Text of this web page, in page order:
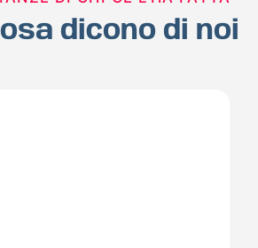
dicono di noi